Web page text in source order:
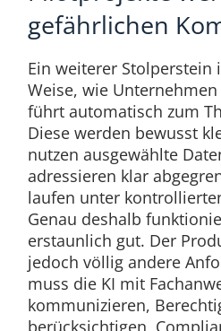
gefährlichen
Ein weiterer Stolperstein
Weise, wie
führt automatisch zum
Diese werden bewusst
nutzen ausgewählte
adressieren klar
laufen unter
Genau deshalb
erstaunlich gut. Der
jedoch völlig andere
muss die KI mit
kommunizieren,